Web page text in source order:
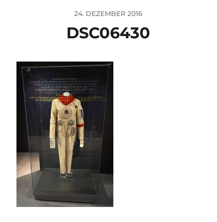
24. DEZEMBER 2016
DSC06430